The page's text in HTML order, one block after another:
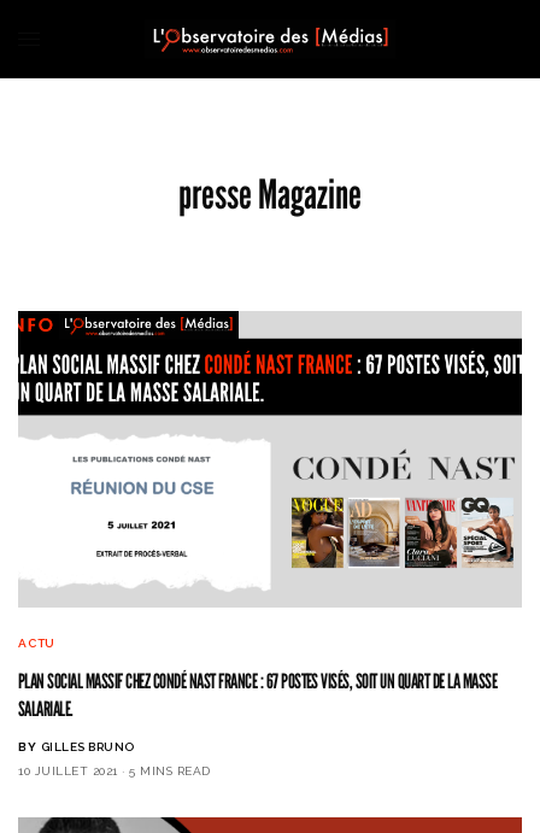
presse Magazine
ACTU
PLAN SOCIAL MASSIF CHEZ CONDÉ NAST FRANCE : 67 POSTES VISÉS, SOIT UN QUART DE LA MASSE
SALARIALE.
BY GILLES BRUNO
10 JUILLET 2021
5 MINS READ